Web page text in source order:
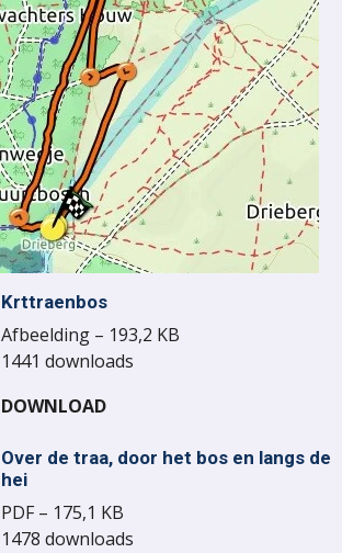
Krttraenbos
Afbeelding – 193,2 KB
1441 downloads
DOWNLOAD
Over de traa, door het bos en langs de
hei
PDF – 175,1 KB
1478 downloads